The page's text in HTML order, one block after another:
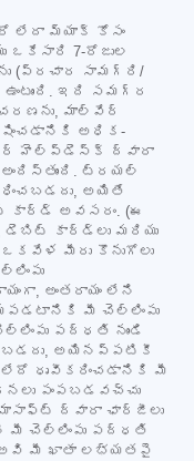
లేదా మ్యాక్ కోసం
ఒకేసారి 7-రోజుల
(ప్రచార సామగ్రి/
ఇది సమగ్ర
మాల్వేర్
అధిక-
హెల్ప్‌డెస్క్ ద్వారా
ట్రయల్
అయితే
అవసరం. (ఈ
కార్డ్‌లు మరియు
మీరు కొనుగోలు
అంతరాయం లేని
మీ చెల్లింపు
పద్ధతి నుండి
అయినప్పటికీ
లేదో ధృవీకరించడానికి మీ
పంపబడవచ్చు
ద్వారా ఛార్జీలు
మీ చెల్లింపు పద్ధతి
అవి మీ ఖాతా లభ్యతపై